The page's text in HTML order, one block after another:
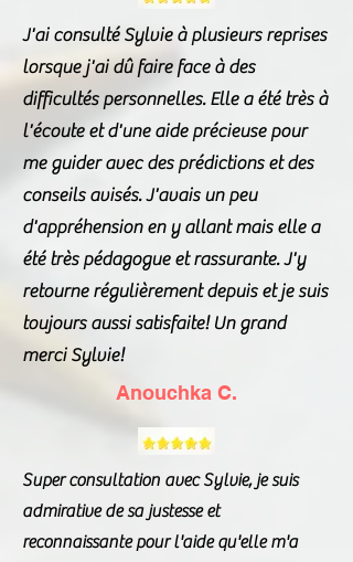
J'ai consulté Sylvie à plusieurs reprises
lorsque j'ai dû faire face à des
difficultés personnelles. Elle a été très à
l'écoute et d'une aide précieuse pour
me guider avec des prédictions et des
conseils avisés. J'avais un peu
d'appréhension en y allant mais elle a
été très pédagogue et rassurante. J'y
retourne régulièrement depuis et je suis
toujours aussi satisfaite! Un grand
merci Sylvie!
Anouchka C.
Super consultation avec Sylvie, je suis
admirative de sa justesse et
reconnaissante pour l'aide qu'elle m'a